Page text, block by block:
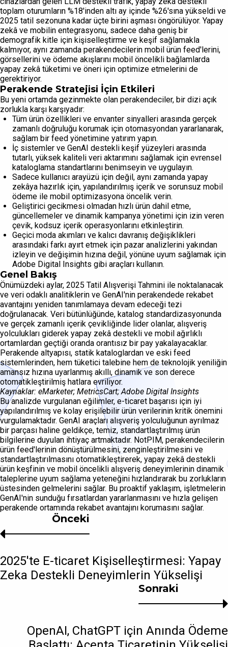
toplam oturumların %18'inden altı ay içinde %26'sına yükseldi ve
2025 tatil sezonuna kadar üçte birini aşması öngörülüyor. Yapay
zekâ ve mobilin entegrasyonu, sadece daha geniş bir
demografik kitle için kişiselleştirme ve keşif sağlamakla
kalmıyor, aynı zamanda perakendecilerin mobil ürün feed'lerini,
görsellerini ve ödeme akışlarını mobil öncelikli bağlamlarda
yapay zekâ tüketimi ve öneri için optimize etmelerini de
gerektiriyor.
Perakende Stratejisi İçin Etkileri
Bu yeni ortamda gezinmekte olan perakendeciler, bir dizi açık
zorlukla karşı karşıyadır:
Tüm ürün özellikleri ve envanter sinyalleri arasında gerçek
zamanlı doğruluğu korumak için otomasyondan yararlanarak,
sağlam bir feed yönetimine yatırım yapın.
İç sistemler ve GenAI destekli keşif yüzeyleri arasında
tutarlı, yüksek kaliteli veri aktarımını sağlamak için evrensel
kataloglama standartlarını benimseyin ve uygulayın.
Sadece kullanıcı arayüzü için değil, aynı zamanda yapay
zekâya hazırlık için, yapılandırılmış içerik ve sorunsuz mobil
ödeme ile mobil optimizasyona öncelik verin.
Geliştirici gecikmesi olmadan hızlı ürün dahil etme,
güncellemeler ve dinamik kampanya yönetimi için izin veren
çevik, kodsuz içerik operasyonlarını etkinleştirin.
Geçici moda akımları ve kalıcı davranış değişiklikleri
arasındaki farkı ayırt etmek için pazar analizlerini yakından
izleyin ve değişimin hızına değil, yönüne uyum sağlamak için
Adobe Digital Insights gibi araçları kullanın.
Genel Bakış
Önümüzdeki aylar, 2025 Tatil Alışverişi Tahmini ile noktalanacak
ve veri odaklı analitiklerin ve GenAI'nin perakendede rekabet
avantajını yeniden tanımlamaya devam edeceği tezi
doğrulanacak. Veri bütünlüğünde, katalog standardizasyonunda
ve gerçek zamanlı içerik çevikliğinde lider olanlar, alışveriş
yolculukları giderek yapay zekâ destekli ve mobil ağırlıklı
ortamlardan geçtiği oranda orantısız bir pay yakalayacaklar.
Perakende altyapısı, statik kataloglardan ve eski feed
sistemlerinden, hem tüketici talebine hem de teknolojik yeniliğin
amansız hızına uyarlanmış akıllı, dinamik ve son derece
otomatikleştirilmiş hatlara evriliyor.
Kaynaklar: eMarketer; MetricsCart; Adobe Digital Insights
Bu analizde vurgulanan eğilimler, e-ticaret başarısı için iyi
yapılandırılmış ve kolay erişilebilir ürün verilerinin kritik önemini
vurgulamaktadır. GenAI araçları alışveriş yolculuğunun ayrılmaz
bir parçası haline geldikçe, temiz, standartlaştırılmış ürün
bilgilerine duyulan ihtiyaç artmaktadır. NotPIM, perakendecilerin
ürün feed'lerinin dönüştürülmesini, zenginleştirilmesini ve
standartlaştırılmasını otomatikleştirerek, yapay zekâ destekli
ürün keşfinin ve mobil öncelikli alışveriş deneyimlerinin dinamik
taleplerine uyum sağlama yeteneğini hızlandırarak bu zorlukların
üstesinden gelmelerini sağlar. Bu proaktif yaklaşım, işletmelerin
GenAI'nin sunduğu fırsatlardan yararlanmasını ve hızla gelişen
perakende ortamında rekabet avantajını korumasını sağlar.
Sonraki
OpenAI, ChatGPT için Anında Ödeme
Önceki
2025'te E-ticaret Kişiselleştirmesi: Yapay
Zeka Destekli Deneyimlerin Yükselişi